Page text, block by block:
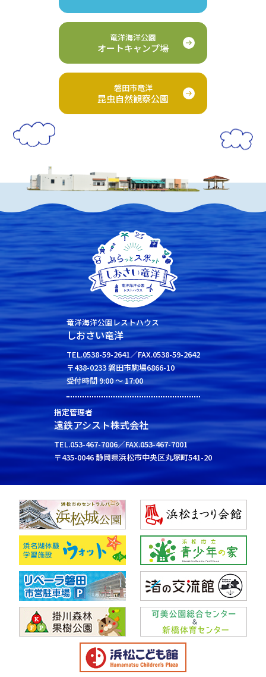
竜洋海洋公園
オートキャンプ場
磐田市竜洋
昆虫自然観察公園
竜洋海洋公園レストハウス
しおさい竜洋
TEL.0538-59-2641／FAX.0538-59-2642
〒438-0233 磐田市駒場6866-10
受付時間 9:00 ～ 17:00
指定管理者
遠鉄アシスト株式会社
TEL.053-467-7006／FAX.053-467-7001
〒435-0046 静岡県浜松市中央区丸塚町541-20